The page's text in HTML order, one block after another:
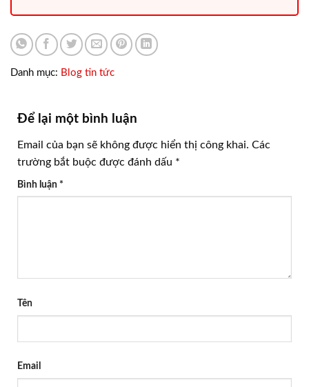
Danh mục: Blog tin tức
Để lại một bình luận
Email của bạn sẽ không được hiển thị công khai. Các
trường bắt buộc được đánh dấu *
Bình luận *
Tên
Email